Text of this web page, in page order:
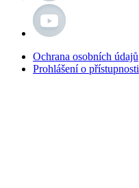
Ochrana osobních údajů
Prohlášení o přístupnosti